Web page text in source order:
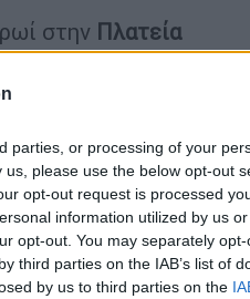
parties, or processing of your
please use the below opt-out
opt-out request is processed
information utilized by us
opt-out. You may separately
third parties on the IAB’s list of
by us to third parties on the
στην Πλατεία
η ΠΟΕ ΟΤΑ και
συγκέντρωση του
τους!